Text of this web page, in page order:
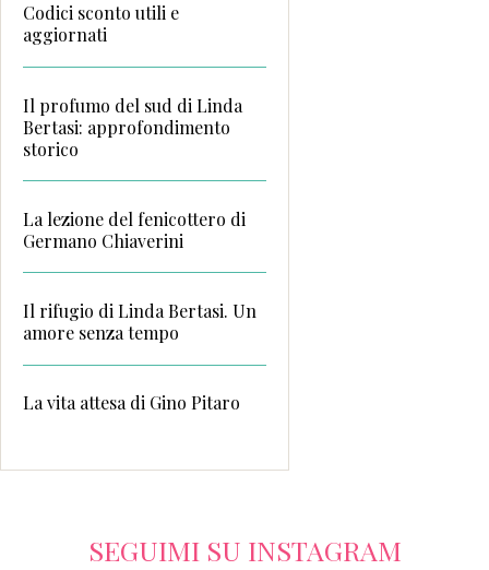
Codici sconto utili e
aggiornati
Il profumo del sud di Linda
Bertasi: approfondimento
storico
La lezione del fenicottero di
Germano Chiaverini
Il rifugio di Linda Bertasi. Un
amore senza tempo
La vita attesa di Gino Pitaro
SEGUIMI SU INSTAGRAM